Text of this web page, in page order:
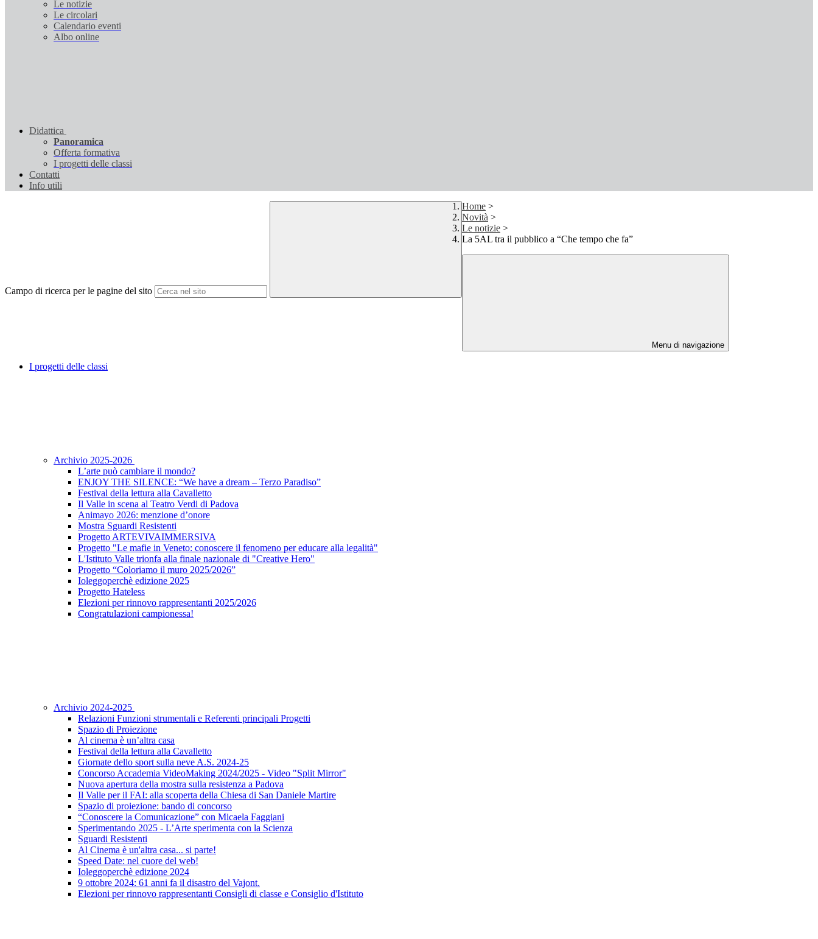
Le notizie
Le circolari
Calendario eventi
Albo online
Didattica
Panoramica
Offerta formativa
I progetti delle classi
Contatti
Info utili
Campo di ricerca per le pagine del sito
Home >
Novità >
Le notizie >
La 5AL tra il pubblico a “Che tempo che fa”
Menu di navigazione
I progetti delle classi
Archivio 2025-2026
L’arte può cambiare il mondo?
ENJOY THE SILENCE: “We have a dream – Terzo Paradiso”
Festival della lettura alla Cavalletto
Il Valle in scena al Teatro Verdi di Padova
Animayo 2026: menzione d’onore
Mostra Sguardi Resistenti
Progetto ARTEVIVAIMMERSIVA
Progetto "Le mafie in Veneto: conoscere il fenomeno per educare alla legalità"
L'Istituto Valle trionfa alla finale nazionale di "Creative Hero"
Progetto “Coloriamo il muro 2025/2026”
Ioleggoperchè edizione 2025
Progetto Hateless
Elezioni per rinnovo rappresentanti 2025/2026
Congratulazioni campionessa!
Archivio 2024-2025
Relazioni Funzioni strumentali e Referenti principali Progetti
Spazio di Proiezione
Al cinema è un’altra casa
Festival della lettura alla Cavalletto
Giornate dello sport sulla neve A.S. 2024-25
Concorso Accademia VideoMaking 2024/2025 - Video "Split Mirror"
Nuova apertura della mostra sulla resistenza a Padova
Il Valle per il FAI: alla scoperta della Chiesa di San Daniele Martire
Spazio di proiezione: bando di concorso
“Conoscere la Comunicazione” con Micaela Faggiani
Sperimentando 2025 - L’Arte sperimenta con la Scienza
Sguardi Resistenti
Al Cinema è un'altra casa... si parte!
Speed Date: nel cuore del web!
Ioleggoperchè edizione 2024
9 ottobre 2024: 61 anni fa il disastro del Vajont.
Elezioni per rinnovo rappresentanti Consigli di classe e Consiglio d'Istituto